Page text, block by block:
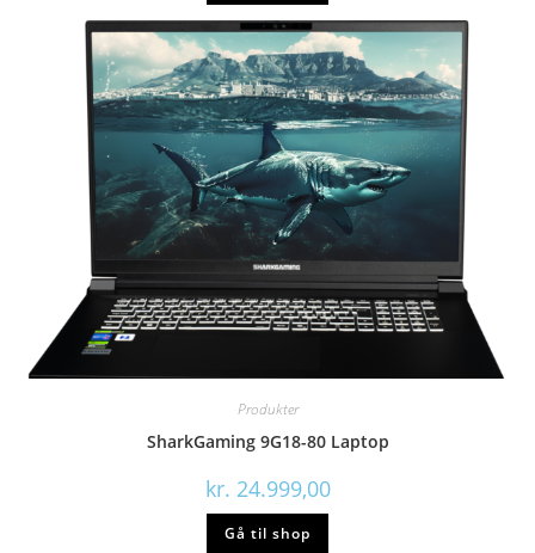
Produkter
SharkGaming 9G18-80 Laptop
kr. 24.999,00
Gå til shop